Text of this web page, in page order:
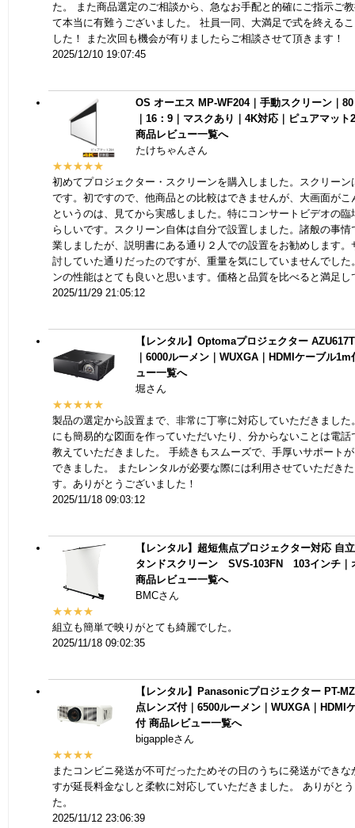
た。 また商品選定のご相談から、急なお手配と的確にご指示ご
て本当に有難うございました。 社員一同、大満足で式を終える
した！ また次回も機会が有りましたらご相談させて頂きます！
2025/12/10 19:07:45
OS オーエス MP-WF204｜手動スクリーン｜
｜16：9｜マスクあり｜4K対応｜ピュアマット
商品レビュー一覧へ
たけちゃんさん
★★★★★
初めてプロジェクター・スクリーンを購入しました。スクリーン
です。初ですので、他商品との比較はできませんが、大画面がこ
というのは、見てから実感しました。特にコンサートビデオの臨
らしいです。スクリーン自体は自分で設置しました。諸般の事情
業しましたが、説明書にある通り２人での設置をお勧めします。
討していた通りだったのですが、重量を気にしていませんでした
ンの性能はとても良いと思います。価格と品質を比べると満足し
2025/11/29 21:05:12
【レンタル】Optomaプロジェクター
｜6000ルーメン｜WUXGA｜HDMIケーブル1m
ュー一覧へ
堀さん
★★★★★
製品の選定から設置まで、非常に丁寧に対応していただきました
にも簡易的な図面を作っていただいたり、分からないことは電話
教えていただきました。 手続きもスムーズで、手厚いサポート
できました。 またレンタルが必要な際には利用させていただき
す。ありがとうございました！
2025/11/18 09:03:12
【レンタル】超短焦点プロジェクター対応 自
タンドスクリーン SVS-103FN 103インチ｜
商品レビュー一覧へ
BMCさん
★★★★
組立も簡単で映りがとても綺麗でした。
2025/11/18 09:02:35
【レンタル】Panasonicプロジェクター PT-
点レンズ付｜6500ルーメン｜WUXGA｜HDMI
付 商品レビュー一覧へ
bigappleさん
★★★★
またコンビニ発送が不可だったためその日のうちに発送ができな
すが延長料金なしと柔軟に対応していただきました。 ありがと
た。
2025/11/12 23:06:39